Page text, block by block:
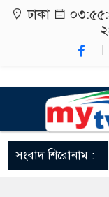
ঢাকা
সংবাদ শিরোনাম :